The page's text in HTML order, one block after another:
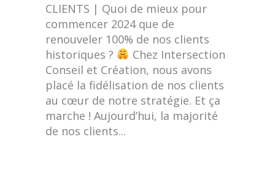
CLIENTS | Quoi de mieux pour
commencer 2024 que de
renouveler 100% de nos clients
historiques ?
Chez Intersection
Conseil et Création, nous avons
placé la fidélisation de nos clients
au cœur de notre stratégie. Et ça
marche ! Aujourd’hui, la majorité
de nos clients...